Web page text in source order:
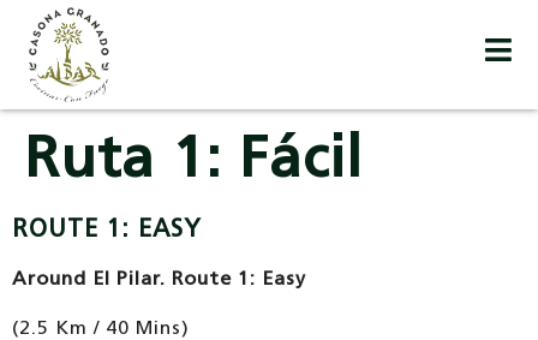
Ruta 1: Fácil
ROUTE 1: EASY
Around El Pilar. Route 1: Easy
(2.5 Km / 40 Mins)